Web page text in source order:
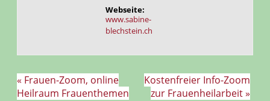
Webseite:
www.sabine-
blechstein.ch
« Frauen-Zoom, online
Heilraum Frauenthemen
Kostenfreier Info-Zoom
zur Frauenheilarbeit»